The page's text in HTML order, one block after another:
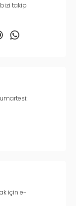
takip
için e-